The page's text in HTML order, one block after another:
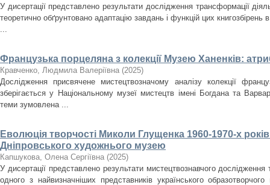
У дисертації представлено результати дослідження трансформації
теоретично обґрунтовано адаптацію завдань і функцій цих книгозбірень
...
Французька порцеляна з колекції Музею Ханенків:
Кравченко, Людмила Валеріївна (2025)
Дослідження присвячене мистецтвозначому аналізу колекції
зберігається у Національному музеї мистецтв імені Богдана та
теми зумовлена ...
Еволюція творчості Миколи Глущенка 1960-1970-х
Дніпровського художнього музею
Капшукова, Олена Сергіївна (2025)
У дисертації представлено результати мистецтвознавчого
одного з найвизначніших представників українського